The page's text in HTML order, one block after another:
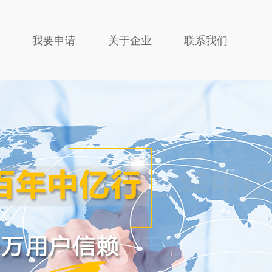
我要申请 关于企业 联系我们